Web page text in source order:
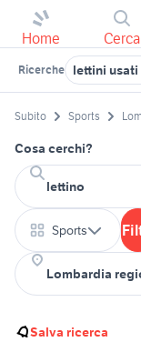
Home Cerca
Ricerche lettini
Subito Sports
Cosa cerchi?
Sports
Salva ricerca